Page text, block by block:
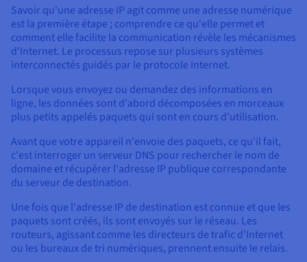
Savoir qu'une adresse IP agit comme une adresse numérique
est la première étape ; comprendre ce qu'elle permet et
comment elle facilite la communication révèle les mécanismes
d'Internet. Le processus repose sur plusieurs systèmes
interconnectés guidés par le protocole Internet.
Lorsque vous envoyez ou demandez des informations en
ligne, les données sont d'abord décomposées en morceaux
plus petits appelés paquets qui sont en cours d'utilisation.
Avant que votre appareil n'envoie des paquets, ce qu'il fait,
c'est interroger un serveur DNS pour rechercher le nom de
domaine et récupérer l'adresse IP publique correspondante
du serveur de destination.
Une fois que l'adresse IP de destination est connue et que les
paquets sont créés, ils sont envoyés sur le réseau. Les
routeurs, agissant comme les directeurs de trafic d'Internet
ou les bureaux de tri numériques, prennent ensuite le relais.